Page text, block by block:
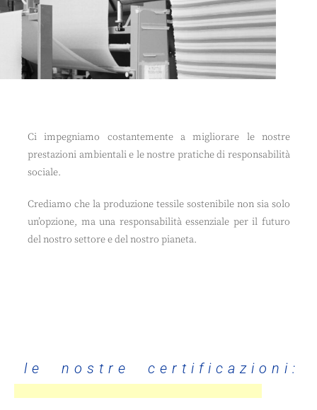
Ci impegniamo costantemente a migliorare le nostre
prestazioni ambientali e le nostre pratiche di responsabilità
sociale.
Crediamo che la produzione tessile sostenibile non sia solo
un’opzione, ma una responsabilità essenziale per il futuro
del nostro settore e del nostro pianeta.
le nostre certificazioni: